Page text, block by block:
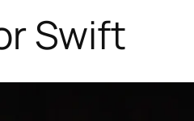
Swift